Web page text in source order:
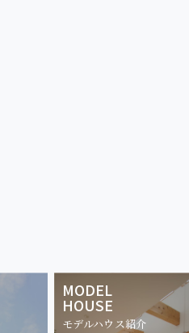
MODEL
HOUSE
モデルハウス紹介